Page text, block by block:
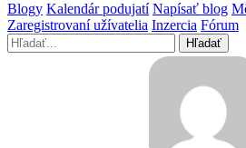
Blogy Kalendár podujatí Napísať blog
Zaregistrovaní užívatelia Inzercia Fórum
Hľadať